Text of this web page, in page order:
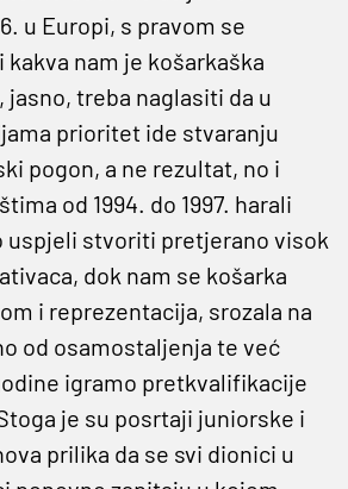
u Europi, s pravom se
nam je košarkaška
jasno, treba naglasiti da u
prioritet ide stvaranju
pogon, a ne rezultat, no i
od 1994. do 1997. harali
uspjeli stvoriti pretjerano visok
dok nam se košarka
i reprezentacija, srozala na
od osamostaljenja te već
igramo pretkvalifikacije
je su posrtaji juniorske i
prilika da se svi dionici u